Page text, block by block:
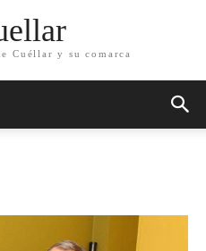
Cuéllar y su comarca